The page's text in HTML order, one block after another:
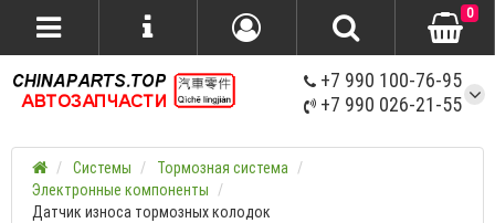
+7 990 100-76-95
+7 990 026-21-55
0
Системы
Тормозная система
Электронные компоненты
Датчик износа тормозных колодок